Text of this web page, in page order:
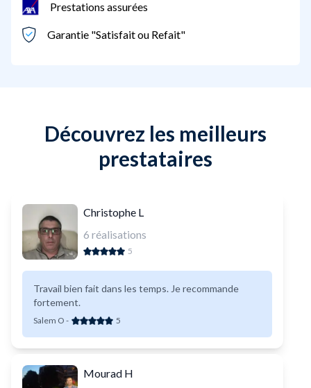
Prestations assurées
Garantie "Satisfait ou Refait"
Découvrez les meilleurs
prestataires
Christophe L
6 réalisations
5
Travail bien fait dans les temps. Je recommande
fortement.
Salem O - 5
Mourad H